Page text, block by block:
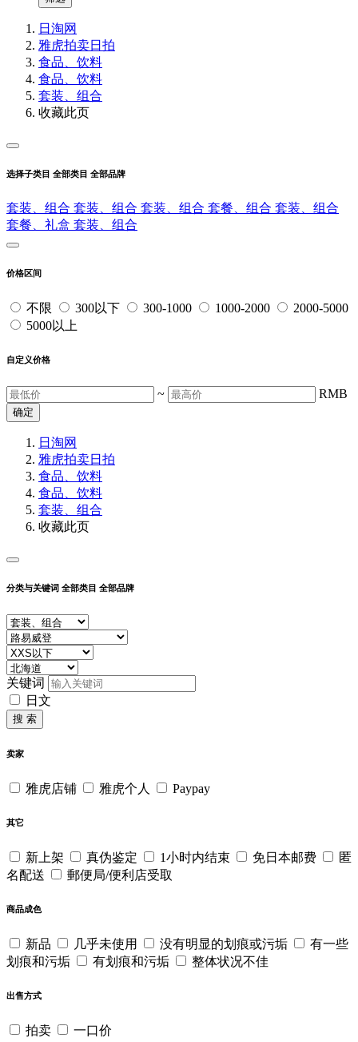
日淘网
雅虎拍卖日拍
食品、饮料
食品、饮料
套装、组合
收藏此页
选择子类目 全部类目 全部品牌
套装、组合 套装、组合 套装、组合 套餐、组合 套装、组合
套餐、礼盒 套装、组合
价格区间
不限 300以下 300-1000 1000-2000
2000-5000
5000以上
自定义价格
~ RMB
确定
日淘网
雅虎拍卖日拍
食品、饮料
食品、饮料
套装、组合
收藏此页
分类与关键词 全部类目 全部品牌
关键词
日文
搜 索
卖家
雅虎店铺 雅虎个人 Paypay
其它
新上架 真伪鉴定 1小时内结束 免日本邮费
匿
名配送
郵便局/便利店受取
商品成色
新品 几乎未使用 没有明显的划痕或污垢
有一些
划痕和污垢
有划痕和污垢 整体状况不佳
出售方式
拍卖 一口价